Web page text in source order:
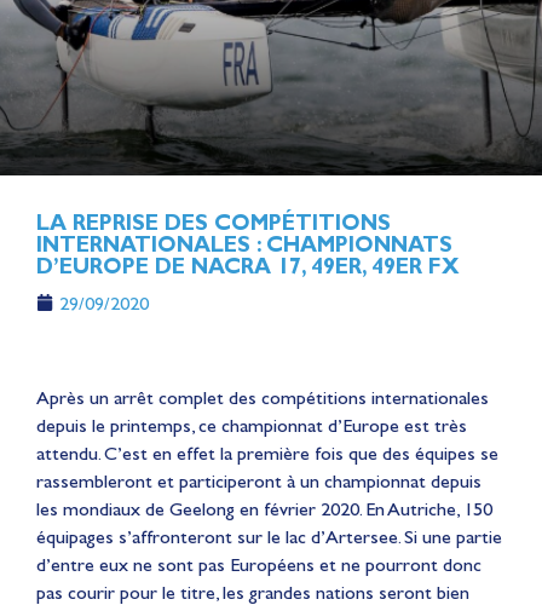
LA REPRISE DES COMPÉTITIONS
INTERNATIONALES : CHAMPIONNATS
D’EUROPE DE NACRA 17, 49ER, 49ER FX
29/09/2020
Après un arrêt complet des compétitions internationales
depuis le printemps, ce championnat d’Europe est très
attendu. C’est en effet la première fois que des équipes se
rassembleront et participeront à un championnat depuis
les mondiaux de Geelong en février 2020. En Autriche, 150
équipages s’affronteront sur le lac d’Artersee. Si une partie
d’entre eux ne sont pas Européens et ne pourront donc
pas courir pour le titre, les grandes nations seront bien